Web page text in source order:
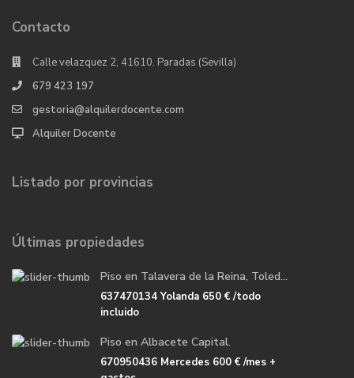
Contacto
Calle velazquez 2, 41610. Paradas (Sevilla)
679 423 197
gestoria@alquilerdocente.com
Alquiler Docente
Listado por provincias
Últimas propiedades
Piso en Talavera de la Reina, Toled...
637470134 Yolanda 650 €/todo
incluido
Piso en Albacete Capital.
670950436 Mercedes 600 €/mes +